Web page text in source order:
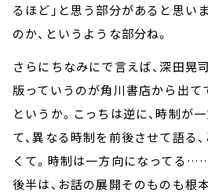
るほど」と思う部分があると思い
のか、というような部分ね。
さらにちなみにで言えば、深田晃
版っていうのが角川書店から出て
というか。こっちは逆に、時制
て、異なる時制を前後させて語る
くて。時制は一方向になってる
後半は、お話の展開そのものも根